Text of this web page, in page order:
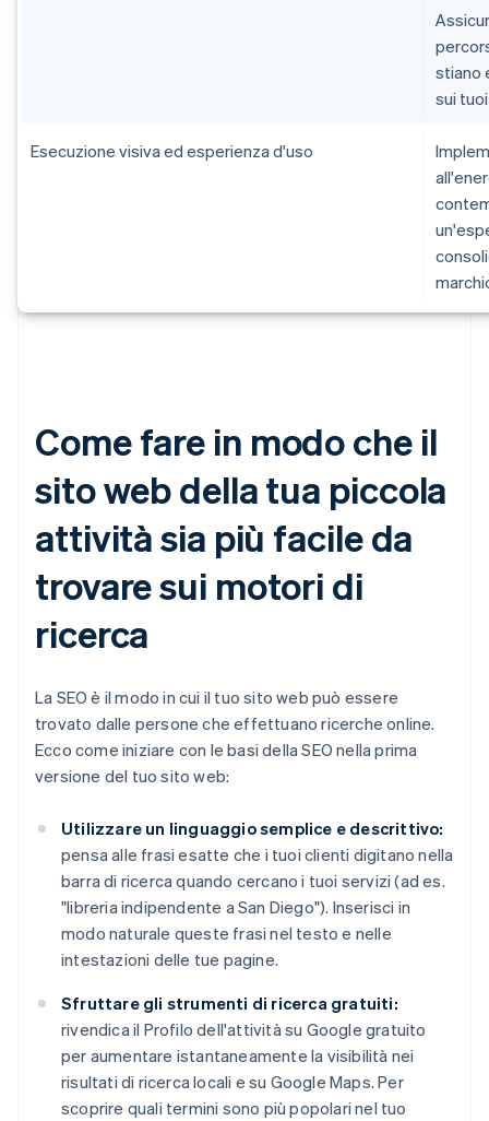
stiano
sui
Esecuzione visiva ed esperienza d'uso
Come fare in modo che il
sito web della tua piccola
attività sia più facile da
trovare sui motori di
ricerca
La SEO è il modo in cui il tuo sito web può essere
trovato dalle persone che effettuano ricerche online.
Ecco come iniziare con le basi della SEO nella prima
versione del tuo sito web:
Utilizzare un linguaggio semplice e descrittivo:
pensa alle frasi esatte che i tuoi clienti digitano nella
barra di ricerca quando cercano i tuoi servizi (ad es.
"libreria indipendente a San Diego"). Inserisci in
modo naturale queste frasi nel testo e nelle
intestazioni delle tue pagine.
Sfruttare gli strumenti di ricerca gratuiti:
rivendica il Profilo dell'attività su Google gratuito
per aumentare istantaneamente la visibilità nei
risultati di ricerca locali e su Google Maps. Per
scoprire quali termini sono più popolari nel tuo